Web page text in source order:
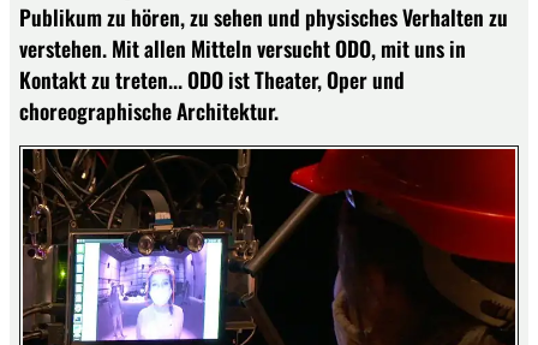
Publikum zu hören, zu sehen und physisches Verhalten zu
verstehen. Mit allen Mitteln versucht ODO, mit uns in
Kontakt zu treten... ODO ist Theater, Oper und
choreographische Architektur.